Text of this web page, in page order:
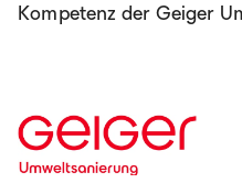
Kompetenz der Geiger